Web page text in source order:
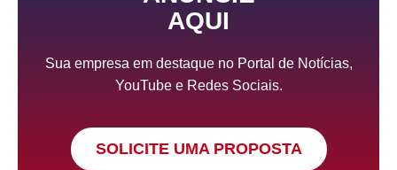
AQUI
Sua empresa em destaque no Portal de Notícias,
YouTube e Redes Sociais.
SOLICITE UMA PROPOSTA